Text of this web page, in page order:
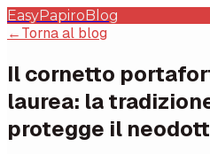
EasyPapiroBlog
←Torna al blog
Il cornetto
laurea: la
protegge il